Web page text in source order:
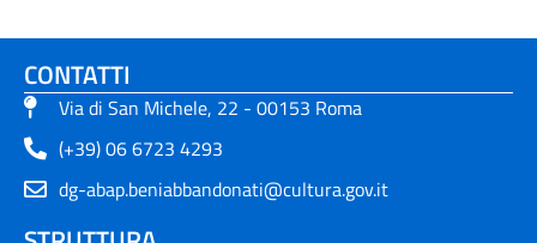
CONTATTI
Via di San Michele, 22 - 00153 Roma
(+39) 06 6723 4293
dg-abap.beniabbandonati@cultura.gov.it